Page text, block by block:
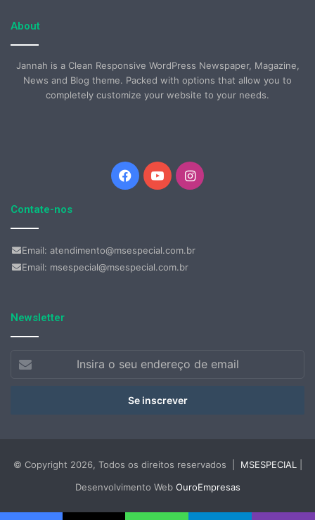
About
Jannah is a Clean Responsive WordPress Newspaper, Magazine,
News and Blog theme. Packed with options that allow you to
completely customize your website to your needs.
Facebook
YouTubeInstagram
Contate-nos
Email: atendimento@msespecial.com.br
Email: msespecial@msespecial.com.br
Newsletter
© Copyright 2026, Todos os direitos reservados | MSESPECIAL
Desenvolvimento Web OuroEmpresas